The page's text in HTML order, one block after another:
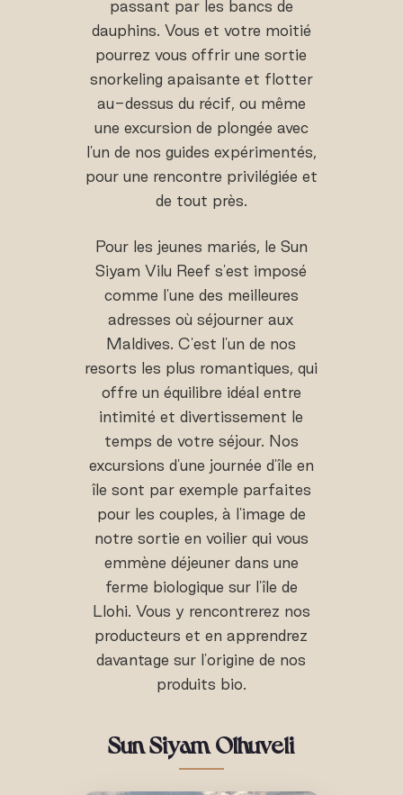
passant par les bancs de
dauphins. Vous et votre moitié
pourrez vous offrir une sortie
snorkeling apaisante et flotter
au-dessus du récif, ou même
une excursion de plongée avec
l'un de nos guides expérimentés,
pour une rencontre privilégiée et
de tout près.
Pour les jeunes mariés, le Sun
Siyam Vilu Reef s'est imposé
comme l'une des meilleures
adresses où séjourner aux
Maldives. C'est l'un de nos
resorts les plus romantiques, qui
offre un équilibre idéal entre
intimité et divertissement le
temps de votre séjour. Nos
excursions d'une journée d'île en
île sont par exemple parfaites
pour les couples, à l'image de
notre sortie en voilier qui vous
emmène déjeuner dans une
ferme biologique sur l'île de
Llohi. Vous y rencontrerez nos
producteurs et en apprendrez
davantage sur l'origine de nos
produits bio.
Sun Siyam Olhuveli